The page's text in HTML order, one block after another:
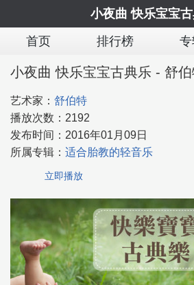
小夜曲 快乐宝宝
首页
排行榜
小夜曲 快乐宝宝古典乐 - 舒
艺术家： 舒伯特
播放次数： 2192
发布时间： 2016年01月09日
所属专辑： 适合胎教的轻音乐
立即播放